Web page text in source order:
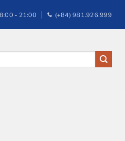
- 21:00 (+84) 981.926.999